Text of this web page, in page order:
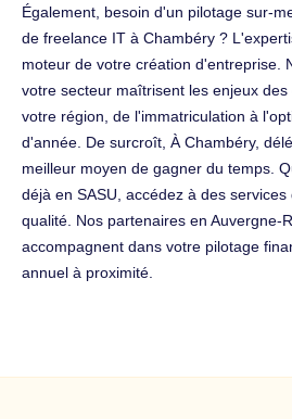
Également, besoin d'un pilotage sur-
de freelance IT à Chambéry ?
moteur de votre création d'entreprise.
votre secteur maîtrisent les enjeux
votre région, de l'immatriculation à
d'année. De surcroît, À Chambéry,
meilleur moyen de gagner du temps.
déjà en SASU, accédez à des
qualité. Nos partenaires en Auvergne-
accompagnent dans votre pilotage
annuel à proximité.